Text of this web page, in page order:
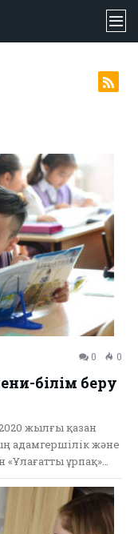
0 0
білім беру
жылғы қазан
адамгершілік және
ұрпақ»…